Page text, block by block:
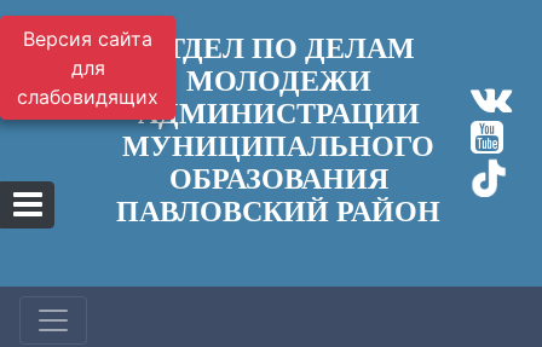
Версия сайта
для
слабовидящих
ОТДЕЛ ПО ДЕЛАМ
МОЛОДЕЖИ
АДМИНИСТРАЦИИ
МУНИЦИПАЛЬНОГО
ОБРАЗОВАНИЯ
ПАВЛОВСКИЙ РАЙОН